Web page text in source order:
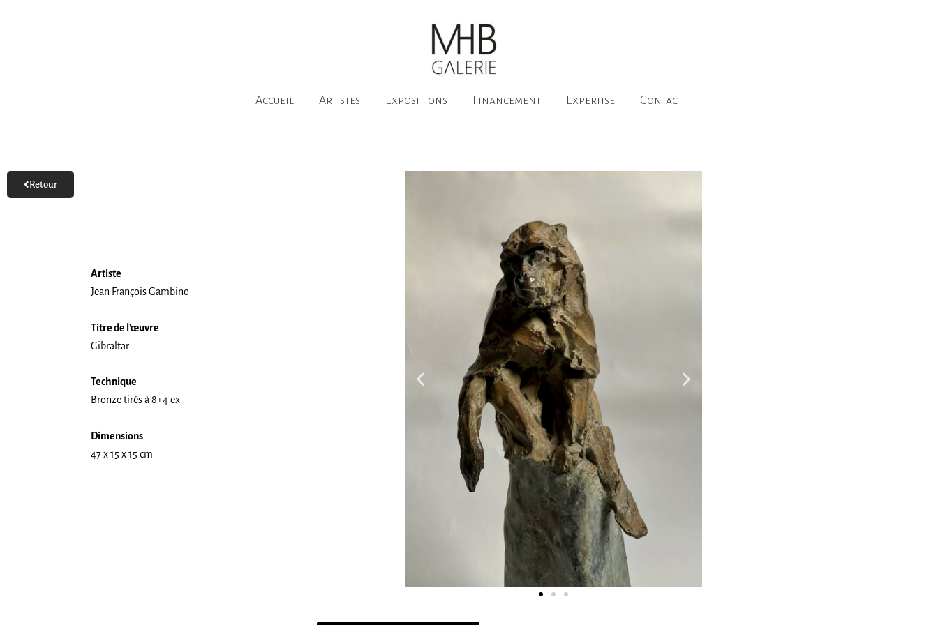
Accueil Artistes Expositions Financement Expertise Contact
Retour
Artiste
Jean François Gambino
Titre de l’œuvre
Gibraltar
Technique
Bronze tirés à 8+4 ex
Dimensions
47 x 15 x 15 cm